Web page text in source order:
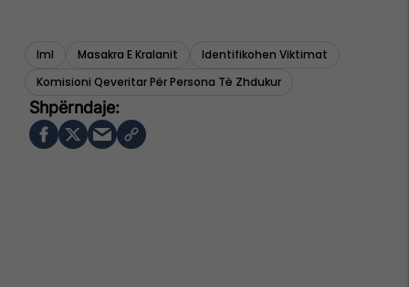
Iml Masakra E Kralanit
Identifikohen Viktimat
Komisioni Qeveritar Për Persona Të Zhdukur